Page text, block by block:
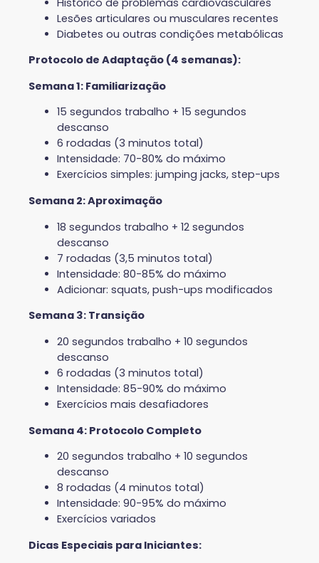
Lesões articulares ou musculares recentes
Diabetes ou outras condições metabólicas
Protocolo de Adaptação (4 semanas):
Semana 1: Familiarização
15 segundos trabalho + 15 segundos
descanso
6 rodadas (3 minutos total)
Intensidade: 70-80% do máximo
Exercícios simples: jumping jacks, step-ups
Semana 2: Aproximação
18 segundos trabalho + 12 segundos
descanso
7 rodadas (3,5 minutos total)
Intensidade: 80-85% do máximo
Adicionar: squats, push-ups modificados
Semana 3: Transição
20 segundos trabalho + 10 segundos
descanso
6 rodadas (3 minutos total)
Intensidade: 85-90% do máximo
Exercícios mais desafiadores
Semana 4: Protocolo Completo
20 segundos trabalho + 10 segundos
descanso
8 rodadas (4 minutos total)
Intensidade: 90-95% do máximo
Exercícios variados
Dicas Especiais para Iniciantes: